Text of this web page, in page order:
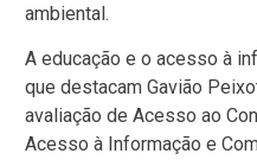
ambiental.
A educação e o acesso à
que destacam Gavião
avaliação de Acesso ao
Acesso à Informação e